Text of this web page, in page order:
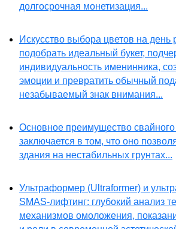
долгосрочная монетизация...
Искусство выбора цветов на день
подобрать идеальный букет,
индивидуальность именинника,
эмоции и превратить обычный
незабываемый знак внимания...
Основное преимущество
заключается в том, что оно
здания на нестабильных грунтах...
Ультраформер (Ultraformer) и
SMAS-лифтинг: глубокий анализ
механизмов омоложения,